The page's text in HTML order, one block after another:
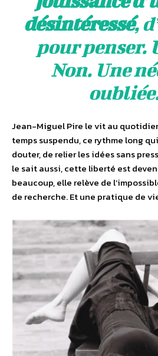
désintéressé,
pour penser.
Non. Une
Jean-Miguel Pire le vit au
temps suspendu, ce rythme long
douter, de relier les idées sans
le sait aussi, cette liberté est
beaucoup, elle relève de
de recherche. Et une pratique de